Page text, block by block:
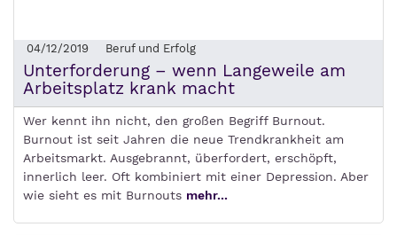
04/12/2019 Beruf und Erfolg
Unterforderung – wenn Langeweile am
Arbeitsplatz krank macht
Wer kennt ihn nicht, den großen Begriff Burnout.
Burnout ist seit Jahren die neue Trendkrankheit am
Arbeitsmarkt. Ausgebrannt, überfordert, erschöpft,
innerlich leer. Oft kombiniert mit einer Depression. Aber
wie sieht es mit Burnouts mehr...